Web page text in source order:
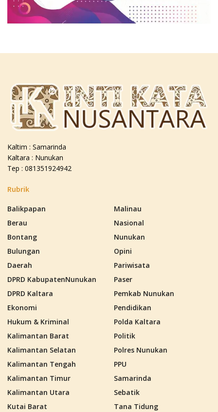
Kaltim : Samarinda
Kaltara : Nunukan
Tep : 081351924942
Rubrik
Balikpapan
Berau
Bontang
Bulungan
Daerah
DPRD KabupatenNunukan
DPRD Kaltara
Ekonomi
Hukum & Kriminal
Kalimantan Barat
Kalimantan Selatan
Kalimantan Tengah
Kalimantan Timur
Kalimantan Utara
Kutai Barat
Malinau
Nasional
Nunukan
Opini
Pariwisata
Paser
Pemkab Nunukan
Pendidikan
Polda Kaltara
Politik
Polres Nunukan
PPU
Samarinda
Sebatik
Tana Tidung